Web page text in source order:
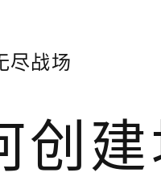
尽战场
创